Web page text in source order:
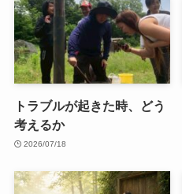
トラブルが起きた時、どう
考えるか
2026/07/18